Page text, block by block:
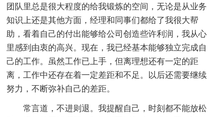
团队里总是很大程度的给我锻炼的空间，无论是从业务
知识上还是其他方面，经理和同事们都给了我很大帮
助，看着自己的付出能够给公司创造些许利润，我从心
里感到由衷的高兴。现在，我已经基本能够独立完成自
己的工作。虽然工作已上手，但离理想还有一定的距
离，工作中还存在着一定差距和不足。以后还需要继续
努力，不断弥补自己的差距。
常言道，不进则退。我提醒自己，时刻都不能放松